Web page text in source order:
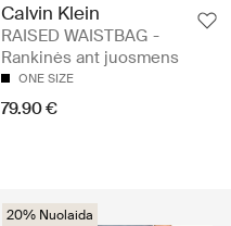
Calvin Klein
RAISED WAISTBAG -
Rankinės ant juosmens
ONE SIZE
79.90 €
20% Nuolaida